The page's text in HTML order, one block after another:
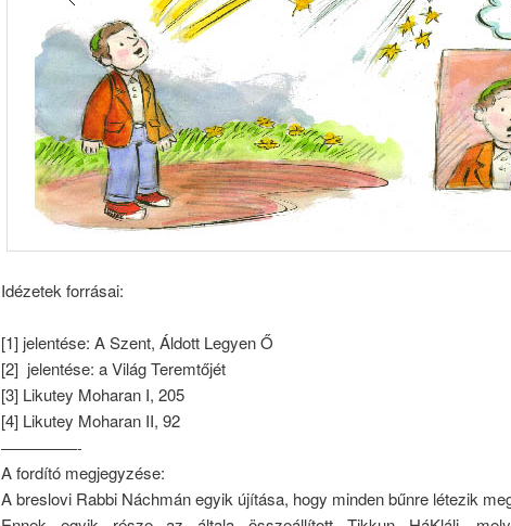
Idézetek forrásai:
[1] jelentése: A Szent, Áldott Legyen Ő
[2] jelentése: a Világ Teremtőjét
[3] Likutey Moharan I, 205
[4] Likutey Moharan II, 92
—————-
A fordító megjegyzése:
A breslovi Rabbi Náchmán egyik újítása, hogy minden bűnre létezik